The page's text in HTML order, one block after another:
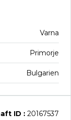
Varna
Primorje
Bulgarien
ID : 20167537